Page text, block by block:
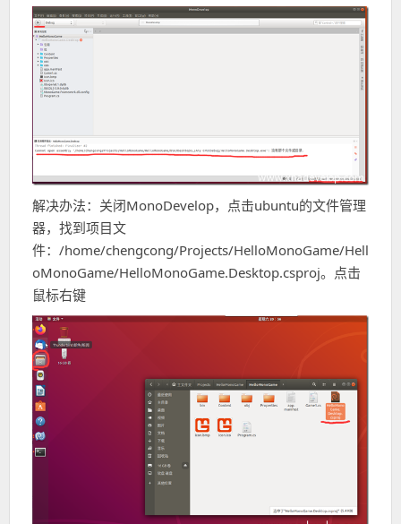
解决办法：关闭MonoDevelop，点击ubuntu的文件管理
器，找到项目文
件：/home/chengcong/Projects/HelloMonoGame/Hell
oMonoGame/HelloMonoGame.Desktop.csproj。点击
鼠标右键